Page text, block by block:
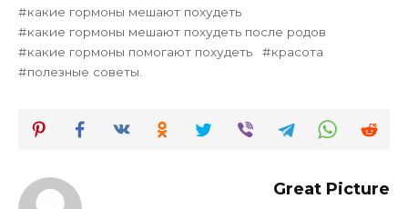
какие гормоны мешают похудеть
какие гормоны мешают похудеть после родов
какие гормоны помогают похудеть
красота
полезные советы.
Great Picture